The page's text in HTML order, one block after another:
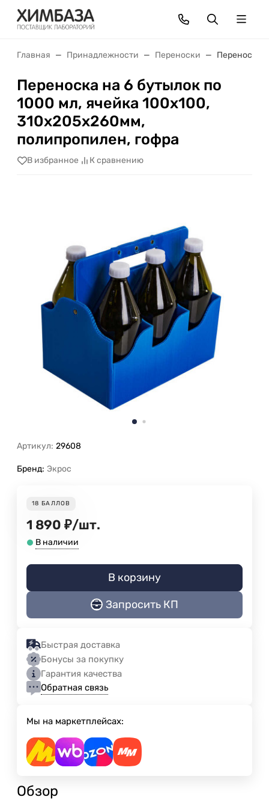
Главная Принадлежности Переноски Переноска
Переноска на 6 бутылок по
1000 мл, ячейка 100х100,
310х205х260мм,
полипропилен, гофра
В избранное К сравнению
Артикул: 29608
Бренд: Экрос
18 БАЛЛОВ
1 890 ₽/шт.
В наличии
В корзину
Запросить КП
Быстрая доставка
Бонусы за покупку
Гарантия качества
Обратная связь
Мы на маркетплейсах:
Обзор